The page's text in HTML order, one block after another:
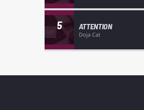
5 ATTENTION
Doja Cat